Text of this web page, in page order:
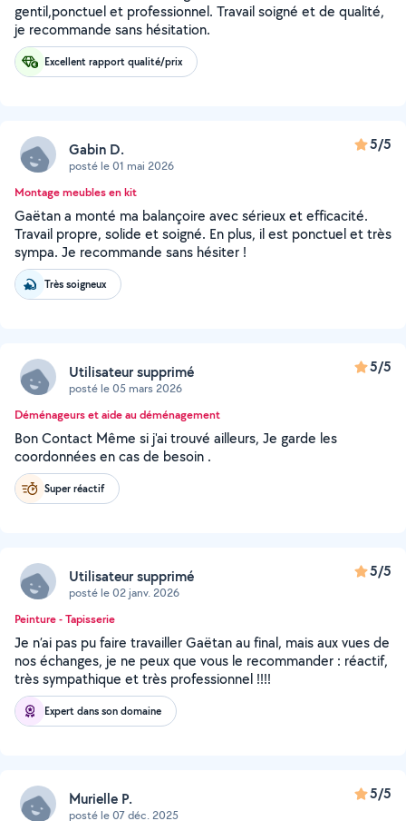
gentil,ponctuel et professionnel. Travail soigné et de qualité,
je recommande sans hésitation.
Excellent rapport qualité/prix
Gabin D.
posté le 01 mai 2026
5/5
Montage meubles en kit
Gaëtan a monté ma balançoire avec sérieux et efficacité.
Travail propre, solide et soigné. En plus, il est ponctuel et très
sympa. Je recommande sans hésiter !
Très soigneux
Utilisateur supprimé
posté le 05 mars 2026
5/5
Déménageurs et aide au déménagement
Bon Contact Même si j'ai trouvé ailleurs, Je garde les
coordonnées en cas de besoin .
Super réactif
Utilisateur supprimé
posté le 02 janv. 2026
5/5
Peinture - Tapisserie
Je n’ai pas pu faire travailler Gaëtan au final, mais aux vues de
nos échanges, je ne peux que vous le recommander : réactif,
très sympathique et très professionnel !!!!
Expert dans son domaine
Murielle P.
posté le 07 déc. 2025
5/5